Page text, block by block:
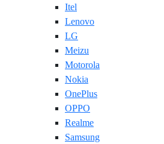
Itel
Lenovo
LG
Meizu
Motorola
Nokia
OnePlus
OPPO
Realme
Samsung